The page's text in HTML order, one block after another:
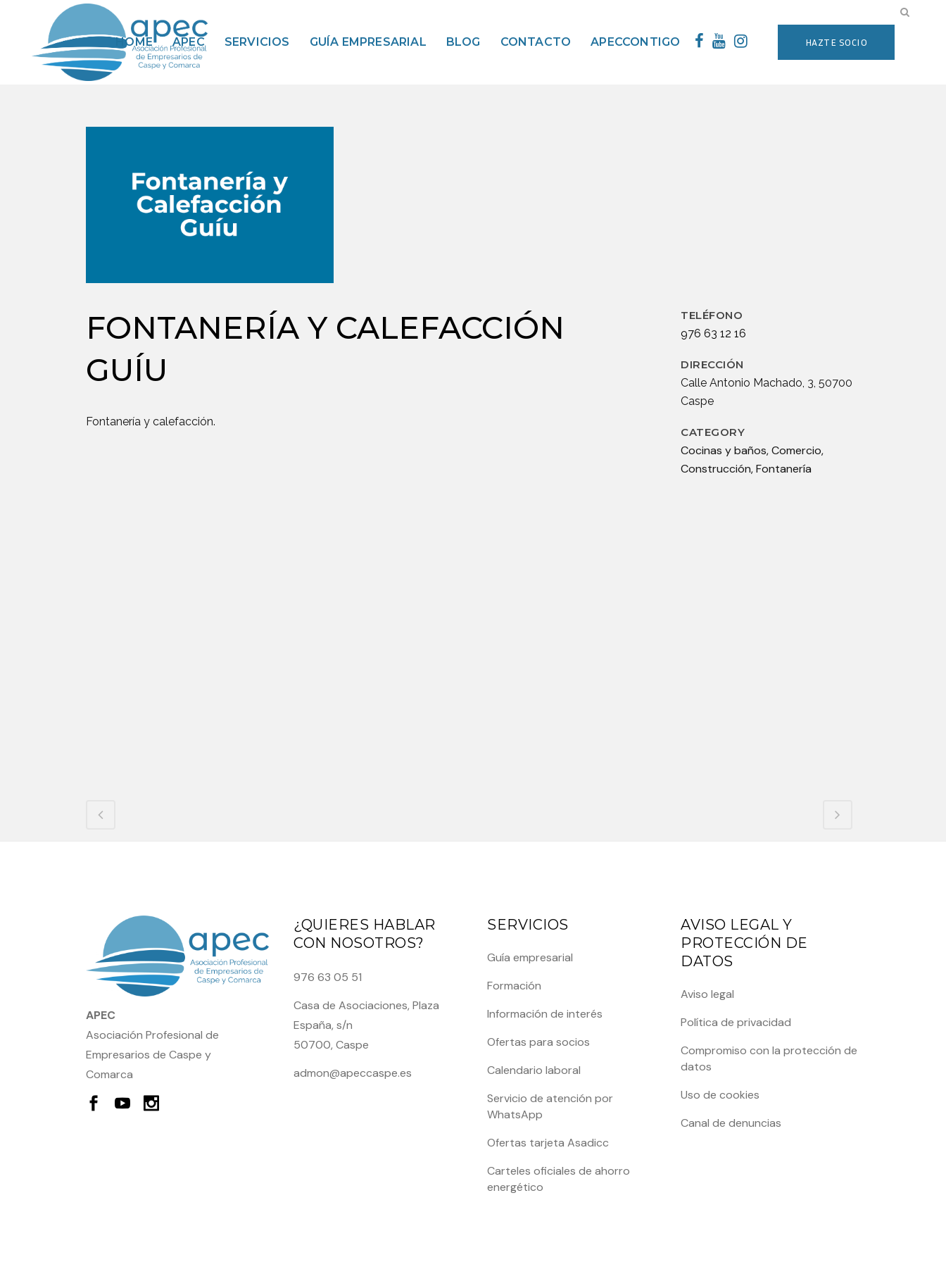
HAZTE SOCIO
HOME APEC SERVICIOS GUÍA EMPRESARIAL BLOG CONTACTO APECCONTIGO
FONTANERÍA Y CALEFACCIÓN
GUÍU
Fontanería y calefacción.
TELÉFONO
976 63 12 16
DIRECCIÓN
Calle Antonio Machado, 3, 50700
Caspe
CATEGORY
Cocinas y baños, Comercio,
Construcción, Fontanería
APEC
Asociación Profesional de
Empresarios de Caspe y
Comarca
¿QUIERES HABLAR
CON NOSOTROS?
976 63 05 51
Casa de Asociaciones, Plaza
España, s/n
50700, Caspe
admon@apeccaspe.es
SERVICIOS
Guía empresarial
Formación
Información de interés
Ofertas para socios
Calendario laboral
Servicio de atención por
WhatsApp
Ofertas tarjeta Asadicc
Carteles oficiales de ahorro
energético
AVISO LEGAL Y
PROTECCIÓN DE
DATOS
Aviso legal
Política de privacidad
Compromiso con la protección de
datos
Uso de cookies
Canal de denuncias